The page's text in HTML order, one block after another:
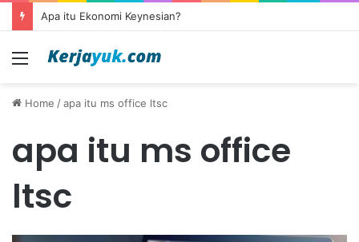
Apa itu Ekonomi Keynesian?
Menu
Home /apa itu ms office ltsc
apa itu ms office
ltsc